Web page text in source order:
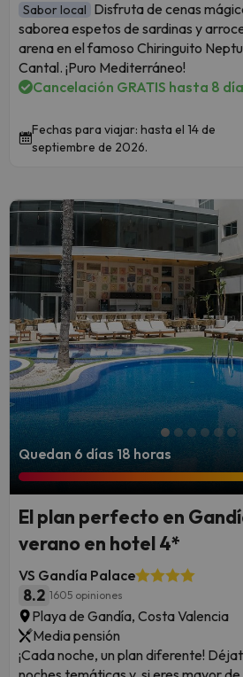
Sabor local Disfruta de cenas
saborea espetos de sardinas y
arena en el famoso Chiringuito
Cantal. ¡Puro Mediterráneo!
Cancelación GRATIS hasta 8
Fechas para viajar: hasta el 14 de
septiembre de 2026.
Quedan 6 días 18 horas
El plan perfecto en
verano en hotel 4*
VS Gandía Palace
8.2 1605 opiniones
Playa de Gandía, Costa Valencia
Media pensión
¡Cada noche, un plan diferente!